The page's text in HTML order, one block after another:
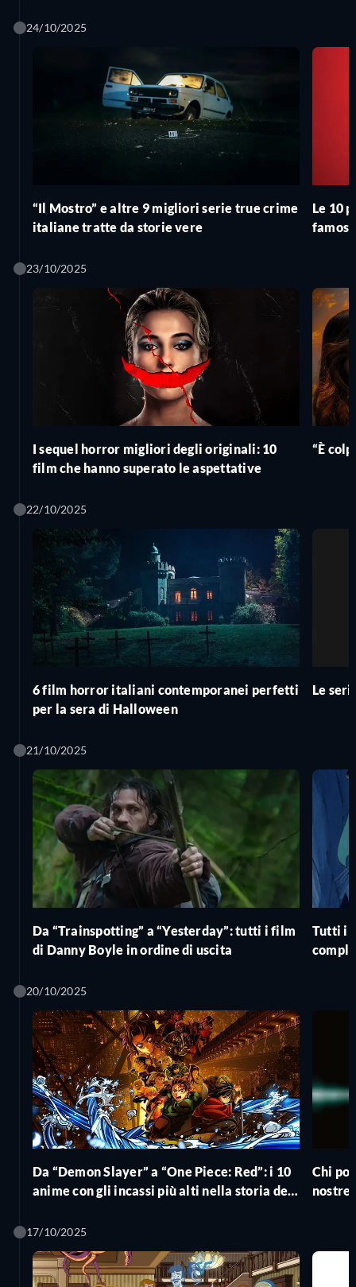
24/10/2025
“Il Mostro” e altre 9 migliori serie true crime
italiane tratte da storie vere
Le 10
famose
23/10/2025
I sequel horror migliori degli originali: 10
film che hanno superato le aspettative
“È
22/10/2025
6 film horror italiani contemporanei perfetti
per la sera di Halloween
Le
21/10/2025
Da “Trainspotting” a “Yesterday”: tutti i film
di Danny Boyle in ordine di uscita
Tutti i
20/10/2025
Da “Demon Slayer” a “One Piece: Red”: i 10
anime con gli incassi più alti nella storia del
Chi
nostre
17/10/2025